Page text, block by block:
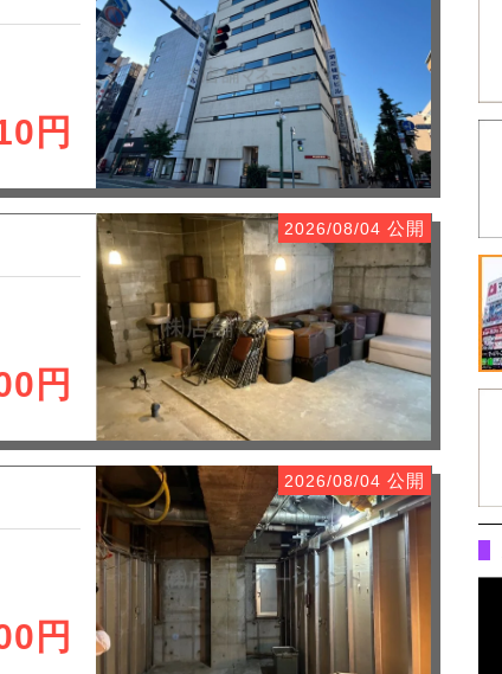
円
2026/08/04 公開
円
2026/08/04 公開
円